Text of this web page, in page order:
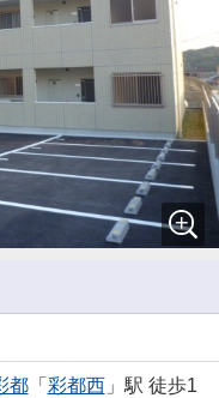
都「 彩都西」駅 徒歩1